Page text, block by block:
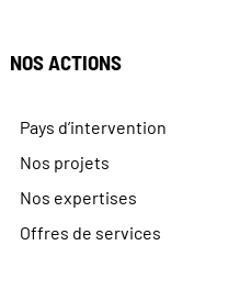
NOS ACTIONS
Pays d’intervention
Nos projets
Nos expertises
Offres de services